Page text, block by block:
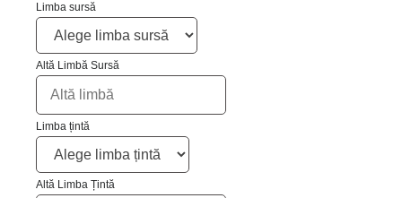
Limba sursă
Altă Limbă Sursă
Limba țintă
Altă Limba Țintă